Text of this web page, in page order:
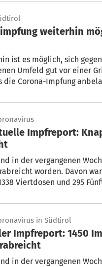
ist es möglich, sich
Umfeld gut vor einer
Impfung anbelangt, so ist es ab morgen möglich,
vor allem fragilen Kindern
in der vergangenen
worden. Davon
Viertdosen und 295
in Südtirol
in der vergangenen